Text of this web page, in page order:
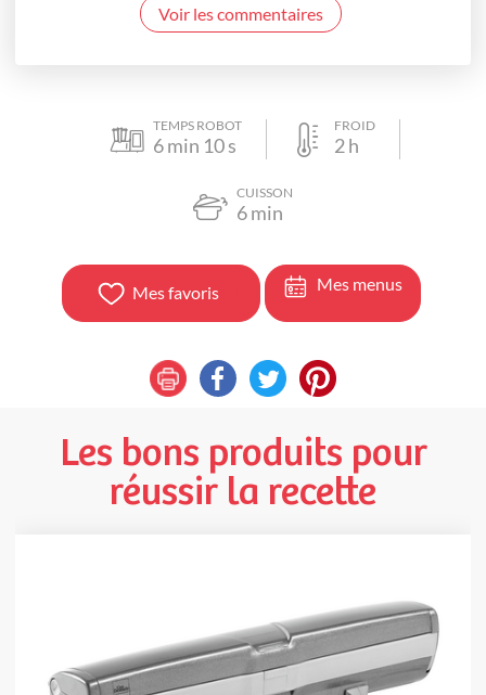
Voir les commentaires
TEMPS ROBOT
6min 10s
FROID
2h
CUISSON
6min
Mes favoris Mes menus
Les bons produits pour
réussir la recette